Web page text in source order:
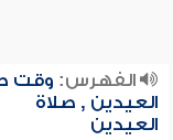
الفهرس: وقت
العيدين , صلاة
العيدين